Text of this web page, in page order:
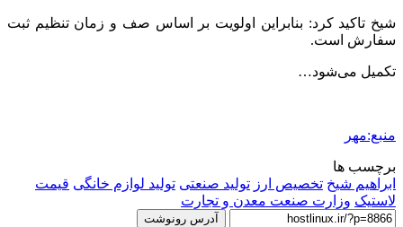
شیخ تاکید کرد: بنابراین اولویت بر اساس صف و زمان تنظیم ثبت
سفارش است.
تکمیل می‌شود…
منبع:مهر
برچسب ها
ابراهیم شیخ تخصیص ارز تولید صنعتی تولید لوازم خانگی قیمت
لاستیک وزارت صنعت معدن و تجارت
آدرس رونوشت